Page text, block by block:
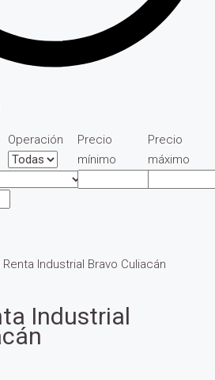
Operación
Precio
mínimo
Precio
máximo
Renta Industrial Bravo Culiacán
Industrial